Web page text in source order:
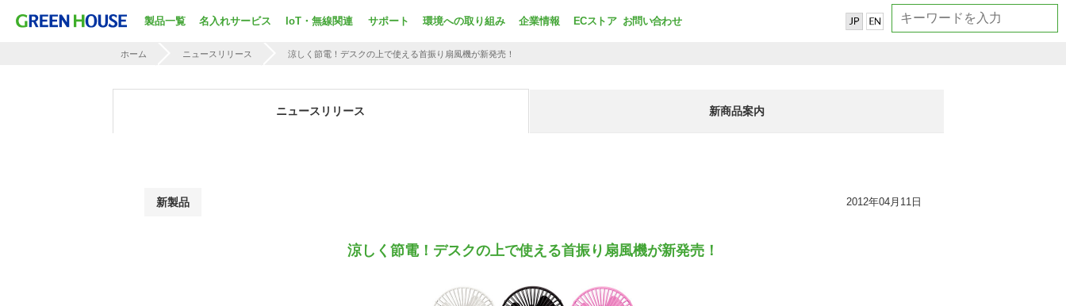
製品一覧 名入れサービス IoT・無線関連 サポート 環境への取り組み 企業情報 ECストア お問い合わせ
ホーム ニュースリリース 涼しく節電！デスクの上で使える首振り扇風機が新発売！
ニュースリリース 新商品案内
新製品 2012年04月11日
涼しく節電！デスクの上で使える首振り扇風機が新発売！